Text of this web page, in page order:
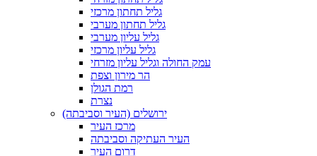
גליל תחתון מרכזי
גליל תחתון מערבי
גליל עליון מערבי
גליל עליון מרכזי
עמק החולה וגליל עליון מזרחי
הר מירון וצפת
רמת הגולן
נצרת
ירושלים (העיר וסביבתה)
מרכז העיר
העיר העתיקה וסביבתה
דרום העיר